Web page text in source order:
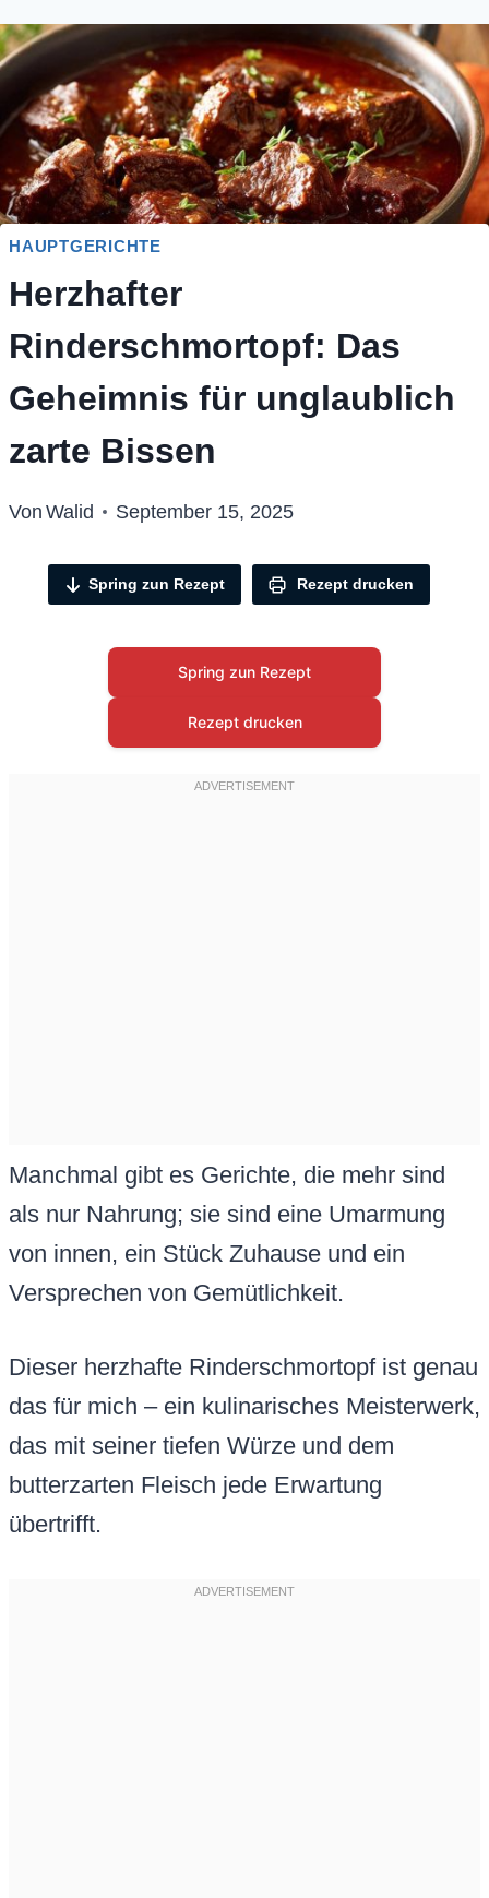
HAUPTGERICHTE
Herzhafter
Rinderschmortopf: Das
Geheimnis für unglaublich
zarte Bissen
Von Walid September 15, 2025
Spring zun Rezept Rezept drucken
Spring zun Rezept
Rezept drucken
Manchmal gibt es Gerichte, die mehr sind
als nur Nahrung; sie sind eine Umarmung
von innen, ein Stück Zuhause und ein
Versprechen von Gemütlichkeit.
Dieser herzhafte Rinderschmortopf ist genau
das für mich – ein kulinarisches Meisterwerk,
das mit seiner tiefen Würze und dem
butterzarten Fleisch jede Erwartung
übertrifft.